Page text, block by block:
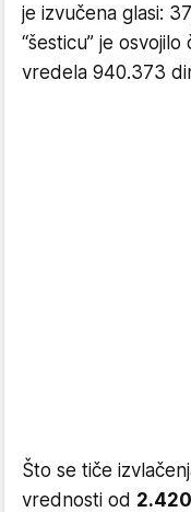
je izvučena glasi:
“šesticu” je
vredela 940.373
Što se tiče
vrednosti od